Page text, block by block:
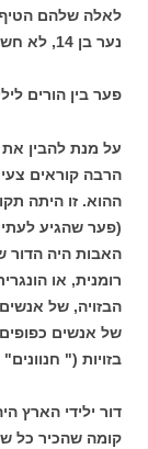
לאלה שלהם הטיף
נער בן 14, לא חשתי בסתירה הזו והדבר טעון הסבר.
פער בין הורים
על מנת להבין
הרבה קוראים
ההוא. זו היתה
(פער שהגיע
האבות היה הדור
רומנית, או
הבזויה, של
של אנשים
בזויות ("
דור ילידי הארץ
קומה שהכיר כל